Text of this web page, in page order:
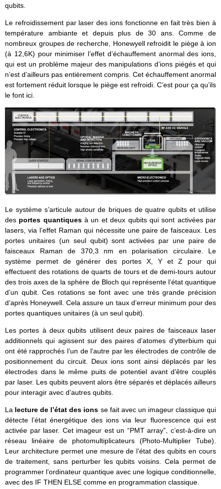
qubits.
Le refroidissement par laser des ions fonctionne en fait très bien à
température ambiante et depuis plus de 30 ans. Comme de
nombreux groupes de recherche, Honewyell refroidit le piège à ion
(à 12,6K) pour minimiser l’effet d’échauffement anormal des ions,
qui est un problème majeur des manipulations d’ions piégés et qui
n’est d’ailleurs pas entièrement compris. Cet échauffement anormal
est fortement réduit lorsque le piège est refroidi. C’est pour ça qu’ils
le font ici.
Le système s’articule autour de briques de quatre qubits et utilise
des portes quantiquesà un et deux qubits qui sont activées par
lasers, via l’effet Raman qui nécessite une paire de faisceaux. Les
portes unitaires (un seul qubit) sont activées par une paire de
faisceaux Raman de 370,3 nm en polarisation circulaire. Le
système permet de générer des portes X, Y et Z pour qui
effectuent des rotations de quarts de tours et de demi-tours autour
des trois axes de la sphère de Bloch qui représente l’état quantique
d’un qubit. Ces rotations se font avec une très grande précision
d’après Honeywell. Cela assure un taux d’erreur minimum pour des
portes quantiques unitaires (à un seul qubit).
Les portes à deux qubits utilisent deux paires de faisceaux laser
additionnels qui agissent sur des paires d’atomes d’ytterbium qui
ont été rapprochés l’un de l’autre par les électrodes de contrôle de
positionnement du circuit. Deux ions sont ainsi déplacés par les
électrodes dans le même puits de potentiel avant d’être couplés
par laser. Les qubits peuvent alors être séparés et déplacés ailleurs
pour interagir avec d’autres qubits.
La lecture de l’état des ions se fait avec un imageur classique qui
détecte l’état énergétique des ions via leur fluorescence qui est
activée par laser. Cet imageur est un “PMT array”, c’est-à-dire un
réseau linéaire de photomultiplicateurs (Photo-Multiplier Tube).
Leur architecture permet une mesure de l’état des qubits en cours
de traitement, sans perturber les qubits voisins. Cela permet de
programmer l’ordinateur quantique avec une logique conditionnelle,
avec des IF THEN ELSE comme en programmation classique.